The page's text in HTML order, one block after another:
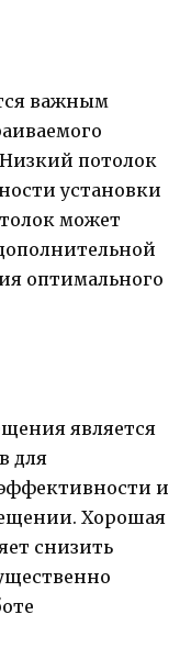
важным
потолок
установки
может
оптимального
является
для
и
Хорошая
снизить